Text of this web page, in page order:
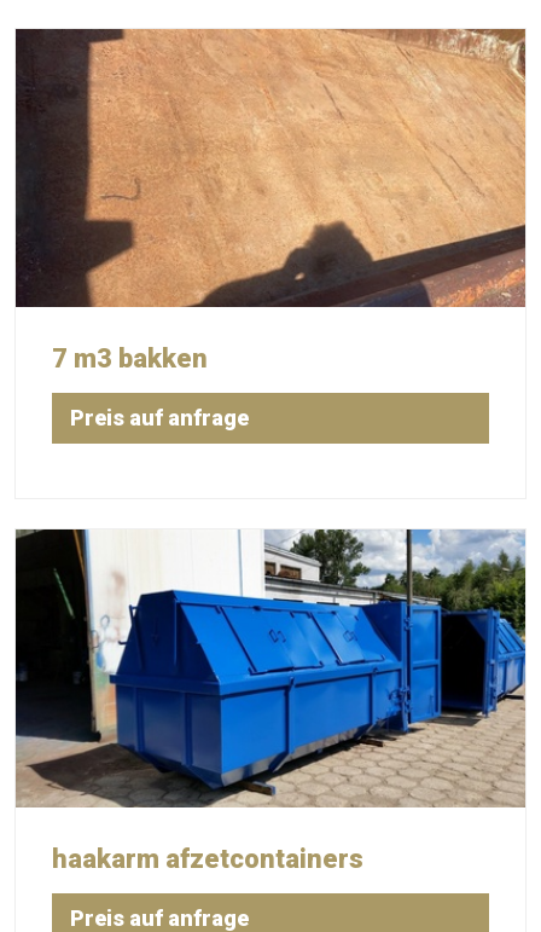
7 m3 bakken
Preis auf anfrage
haakarm afzetcontainers
Preis auf anfrage